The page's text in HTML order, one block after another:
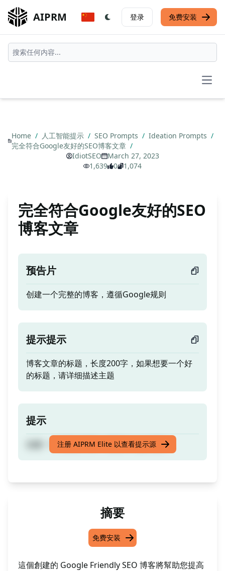
AIPRM 登录 免费安装
Home / 人工智能提示 / SEO Prompts / Ideation Prompts /
完全符合Google友好的SEO博客文章 /
IdiotSEO
March 27, 2023
1,639
0 1,074
完全符合Google友好的SEO
博客文章
预告片
创建一个完整的博客，遵循Google规则
提示提示
博客文章的标题，长度200字，如果想要一个好
的标题，请详细描述主题
提示
创建一个完整的博客，遵循Google规则
注册 AIPRM Elite 以查看提示源
摘要
免费安装
這個創建的 Google Friendly SEO 博客將幫助您提高